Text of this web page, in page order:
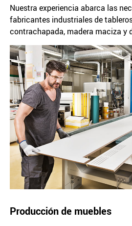
Nuestra experiencia abarca las
fabricantes industriales de
contrachapada, madera maciza y
Producción de muebles